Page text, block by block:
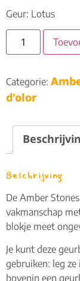
Geur: Lotus
Categorie:
d'olor
Beschrijving
De Amber
vakmanschap
blokje meet
Je kunt deze
gebruiken: leg
bovenin een